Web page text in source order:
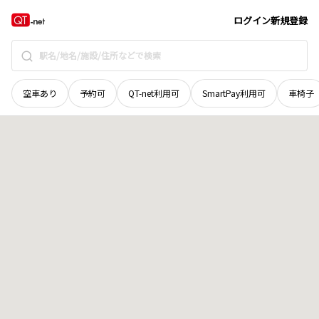
ログイン新規登録
空車あり 予約可 QT-net利用可 SmartPay利用可 車椅子
栃木県